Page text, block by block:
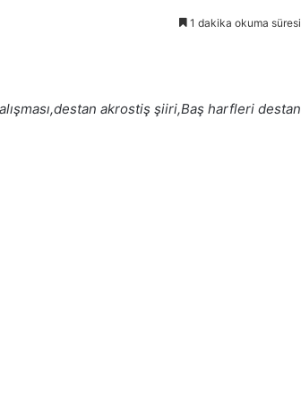
1 dakika okuma süresi
akrostiş şiiri,Baş harfleri destan